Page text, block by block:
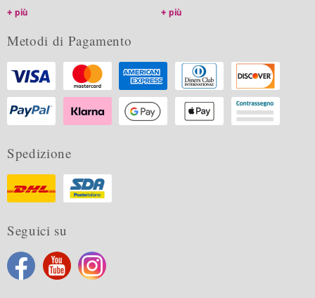
più
più
Metodi di Pagamento
Spedizione
Seguici su